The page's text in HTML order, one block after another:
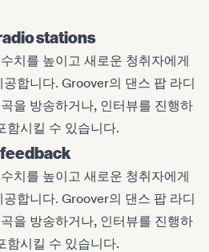
stations
치를 높이고 새로운 청취자에게
합니다. Groover의 댄스 팝 라디
을 방송하거나, 인터뷰를 진행하
함시킬 수 있습니다.
치를 높이고 새로운 청취자에게
합니다. Groover의 댄스 팝 라디
을 방송하거나, 인터뷰를 진행하
함시킬 수 있습니다.